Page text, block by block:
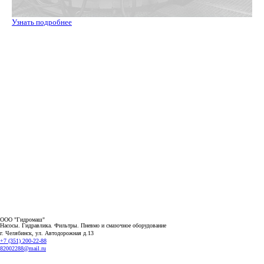
Узнать подробнее
ООО "Гидромаш"
Насосы. Гидравлика. Фильтры. Пневмо и смазочное оборудование
г. Челябинск, ул. Автодорожная д.13
+7 (351) 200-22-88
82002288@mail.ru